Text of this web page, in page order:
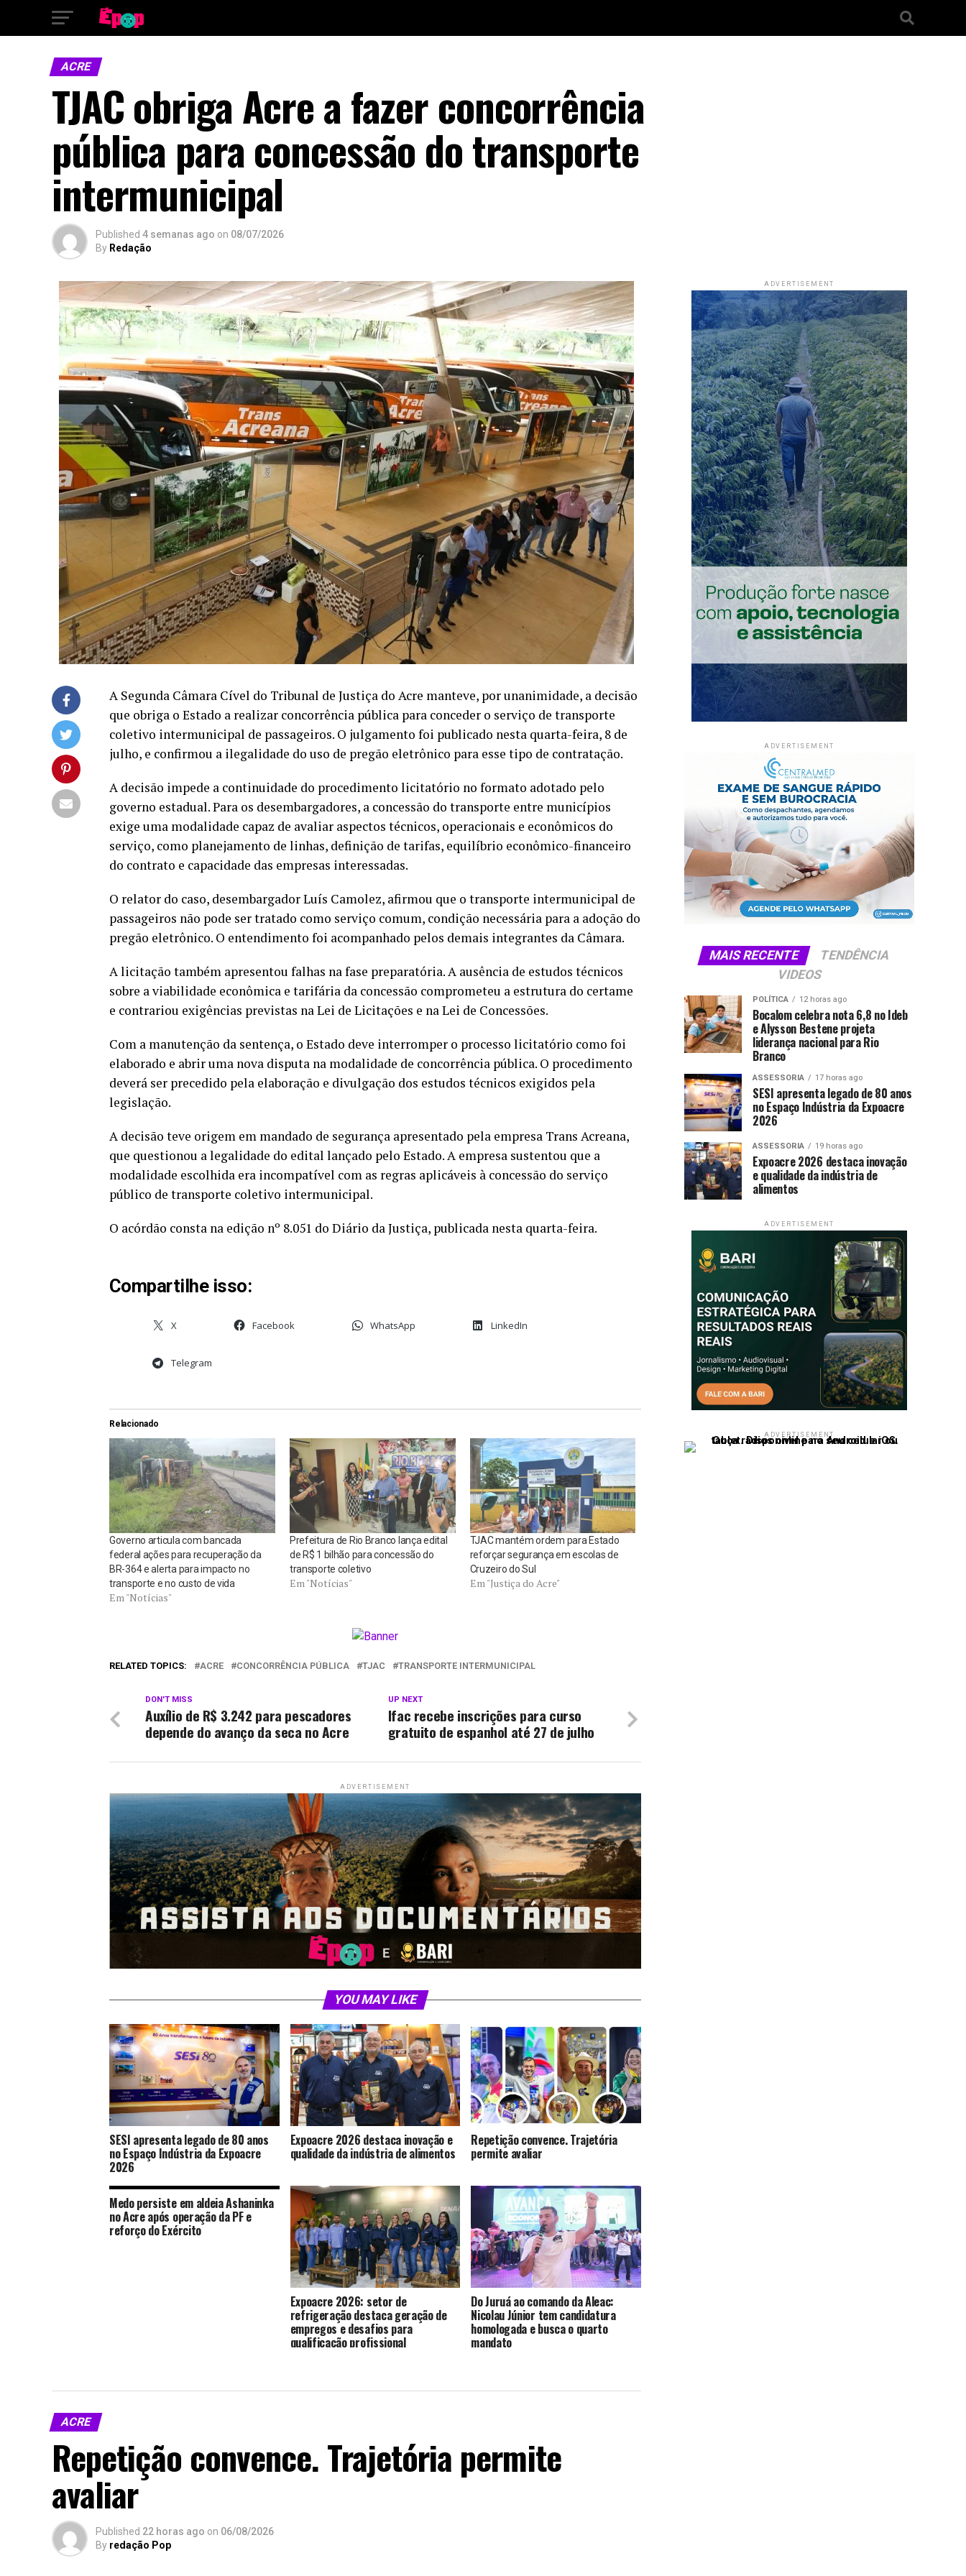
ACRE
TJAC obriga Acre a fazer concorrência
pública para concessão do transporte
intermunicipal
Published 4 semanas ago on 08/07/2026
By Redação
A Segunda Câmara Cível do Tribunal de Justiça do Acre manteve, por unanimidade, a decisão
que obriga o Estado a realizar concorrência pública para conceder o serviço de transporte
coletivo intermunicipal de passageiros. O julgamento foi publicado nesta quarta-feira, 8 de
julho, e confirmou a ilegalidade do uso de pregão eletrônico para esse tipo de contratação.
A decisão impede a continuidade do procedimento licitatório no formato adotado pelo
governo estadual. Para os desembargadores, a concessão do transporte entre municípios
exige uma modalidade capaz de avaliar aspectos técnicos, operacionais e econômicos do
serviço, como planejamento de linhas, definição de tarifas, equilíbrio econômico-financeiro
do contrato e capacidade das empresas interessadas.
O relator do caso, desembargador Luís Camolez, afirmou que o transporte intermunicipal de
passageiros não pode ser tratado como serviço comum, condição necessária para a adoção do
pregão eletrônico. O entendimento foi acompanhado pelos demais integrantes da Câmara.
A licitação também apresentou falhas na fase preparatória. A ausência de estudos técnicos
sobre a viabilidade econômica e tarifária da concessão comprometeu a estrutura do certame
e contrariou exigências previstas na Lei de Licitações e na Lei de Concessões.
Com a manutenção da sentença, o Estado deve interromper o processo licitatório como foi
elaborado e abrir uma nova disputa na modalidade de concorrência pública. O procedimento
deverá ser precedido pela elaboração e divulgação dos estudos técnicos exigidos pela
legislação.
A decisão teve origem em mandado de segurança apresentado pela empresa Trans Acreana,
que questionou a legalidade do edital lançado pelo Estado. A empresa sustentou que a
modalidade escolhida era incompatível com as regras aplicáveis à concessão do serviço
público de transporte coletivo intermunicipal.
O acórdão consta na edição nº 8.051 do Diário da Justiça, publicada nesta quarta-feira.
Compartilhe isso:
X Facebook WhatsApp LinkedIn
Telegram
Relacionado
Governo articula com bancada
federal ações para recuperação da
BR-364 e alerta para impacto no
transporte e no custo de vida
Em "Notícias"
Prefeitura de Rio Branco lança edital
de R$ 1 bilhão para concessão do
transporte coletivo
Em "Notícias"
TJAC mantém ordem para Estado
reforçar segurança em escolas de
Cruzeiro do Sul
Em "Justiça do Acre"
RELATED TOPICS: ACRE CONCORRÊNCIA PÚBLICA TJAC TRANSPORTE INTERMUNICIPAL
UP NEXT
Ifac recebe inscrições para curso
gratuito de espanhol até 27 de julho
DON'T MISS
Auxílio de R$ 3.242 para pescadores
depende do avanço da seca no Acre
ADVERTISEMENT
YOU MAY LIKE
SESI apresenta legado de 80 anos
no Espaço Indústria da Expoacre
2026
Expoacre 2026 destaca inovação e
qualidade da indústria de alimentos
Repetição convence. Trajetória
permite avaliar
Medo persiste em aldeia Ashaninka
no Acre após operação da PF e
reforço do Exército
Expoacre 2026: setor de
refrigeração destaca geração de
empregos e desafios para
qualificação profissional
Do Juruá ao comando da Aleac:
Nicolau Júnior tem candidatura
homologada e busca o quarto
mandato
ACRE
Repetição convence. Trajetória permite
avaliar
Published 22 horas ago on 06/08/2026
By redação Pop
ADVERTISEMENT
ADVERTISEMENT
MAIS RECENTE
TENDÊNCIA
VIDEOS
POLÍTICA 12 horas ago
Bocalom celebra nota 6,8 no Ideb
e Alysson Bestene projeta
liderança nacional para Rio
Branco
ASSESSORIA 17 horas ago
SESI apresenta legado de 80 anos
no Espaço Indústria da Expoacre
2026
ASSESSORIA 19 horas ago
Expoacre 2026 destaca inovação
e qualidade da indústria de
alimentos
ADVERTISEMENT
ADVERTISEMENT